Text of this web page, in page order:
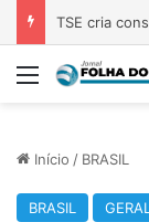
Menu
Início / BRASIL
BRASIL GERAL